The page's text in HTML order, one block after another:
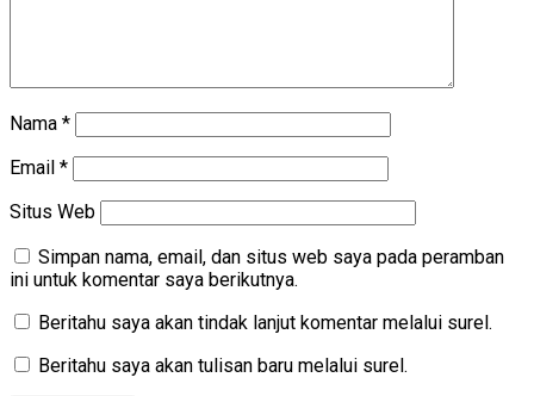
Nama *
Email *
Situs Web
Simpan nama, email, dan situs web saya pada peramban
ini untuk komentar saya berikutnya.
Beritahu saya akan tindak lanjut komentar melalui surel.
Beritahu saya akan tulisan baru melalui surel.